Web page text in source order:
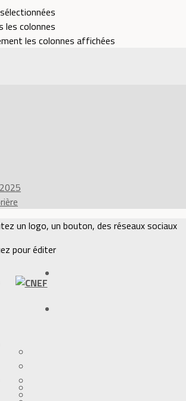
les colonnes
les colonnes affichées
un logo, un bouton, des réseaux sociaux
pour éditer